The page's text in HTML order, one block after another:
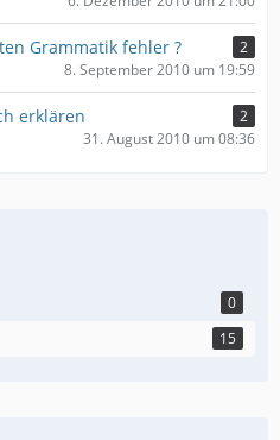
Grammatik fehler ?
2
8. September 2010 um 19:59
erklären
2
31. August 2010 um 08:36
0
15